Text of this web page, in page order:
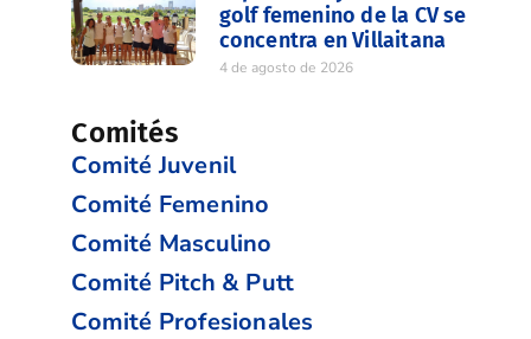
golf femenino de la CV se
concentra en Villaitana
4 de agosto de 2026
Comités
Comité Juvenil
Comité Femenino
Comité Masculino
Comité Pitch & Putt
Comité Profesionales